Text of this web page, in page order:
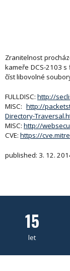
Zranitelnost
kameře DCS-2103
číst libovolné
FULLDISC: http://
MISC: http://
Directory-
MISC: http://
CVE: https://
published: 3. 12.
15
let